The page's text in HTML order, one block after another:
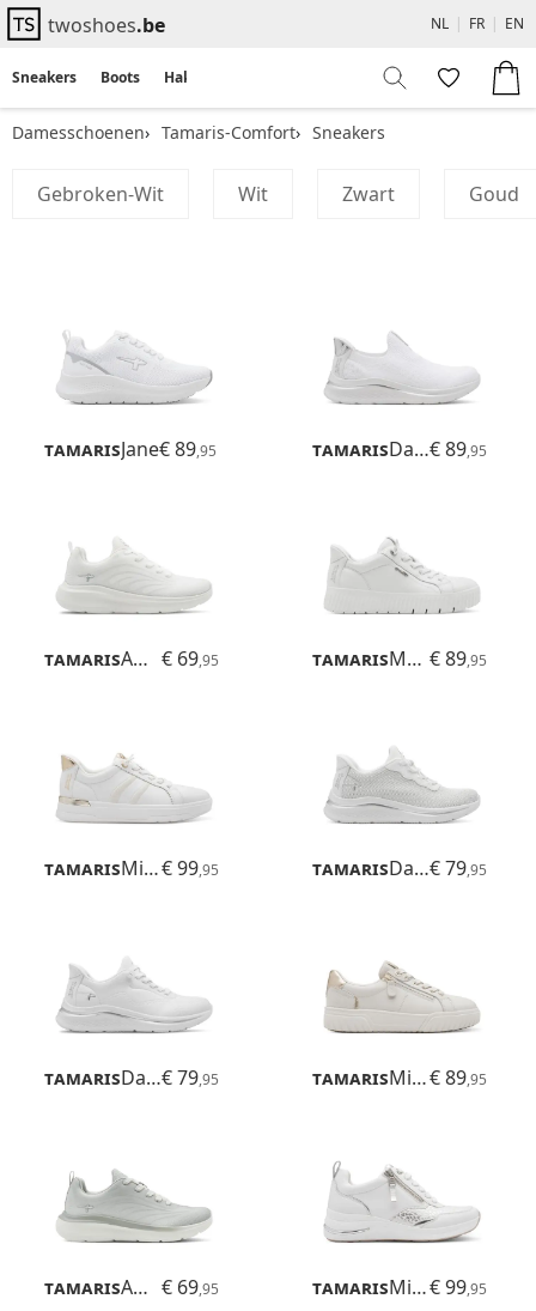
twoshoes.be NL | FR | EN
Sneakers Boots Hakken
Damesschoenen Tamaris-Comfort Sneakers
Gebroken-Wit Wit Zwart Goud
TamarisJane€ 89,95 Tamaris Daisy€ 89,95
Tamaris Amelie € 69,95 Tamaris Maya € 89,95
Tamaris Milly€ 99,95 Tamaris Daisy€ 79,95
Tamaris Daisy€ 79,95 Tamaris Milly€ 89,95
Tamaris Amelie € 69,95 Tamaris Milana€ 99,95